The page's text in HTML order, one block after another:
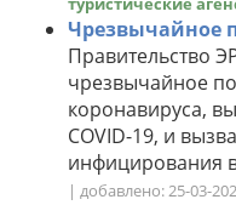
Чрезвычайное
Правительство
чрезвычайное
коронавируса,
COVID-19, и
инфицирования
| добавлено: 25-03-